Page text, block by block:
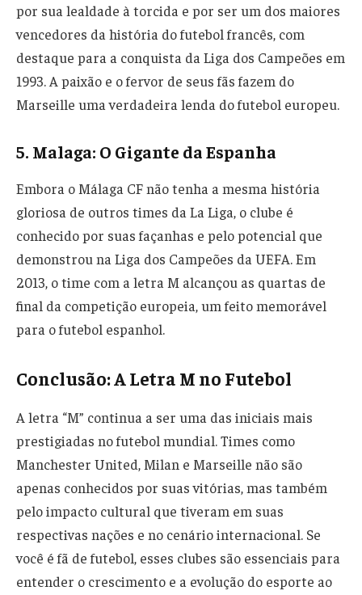
por sua lealdade à torcida e por ser um dos maiores
vencedores da história do futebol francês, com
destaque para a conquista da Liga dos Campeões em
1993. A paixão e o fervor de seus fãs fazem do
Marseille uma verdadeira lenda do futebol europeu.
5. Malaga: O Gigante da Espanha
Embora o Málaga CF não tenha a mesma história
gloriosa de outros times da La Liga, o clube é
conhecido por suas façanhas e pelo potencial que
demonstrou na Liga dos Campeões da UEFA. Em
2013, o time com a letra M alcançou as quartas de
final da competição europeia, um feito memorável
para o futebol espanhol.
Conclusão: A Letra M no Futebol
A letra “M” continua a ser uma das iniciais mais
prestigiadas no futebol mundial. Times como
Manchester United, Milan e Marseille não são
apenas conhecidos por suas vitórias, mas também
pelo impacto cultural que tiveram em suas
respectivas nações e no cenário internacional. Se
você é fã de futebol, esses clubes são essenciais para
entender o crescimento e a evolução do esporte ao